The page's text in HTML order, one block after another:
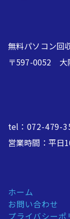
無料パソコン回
〒597-0052
tel： 072-479-
営業時間：平日
ホーム
お問い合わせ
プライバシーポ